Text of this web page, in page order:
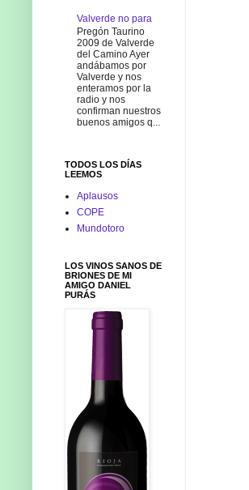
Valverde no para
Pregón Taurino
2009 de Valverde
del Camino Ayer
andábamos por
Valverde y nos
enteramos por la
radio y nos
confirman nuestros
buenos amigos q...
TODOS LOS DÍAS
LEEMOS
Aplausos
COPE
Mundotoro
LOS VINOS SANOS DE
BRIONES DE MI
AMIGO DANIEL
PURÁS